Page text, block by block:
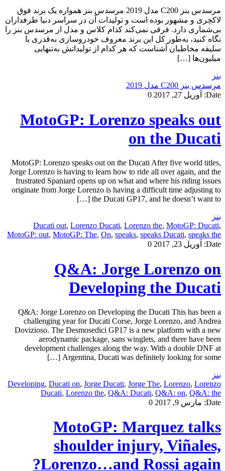
مرسدس بنز C200 مدل 2019 مرسدس بنز همواره یک برند فوق
لاکچری و مشهور بوده است و تولیدات آن در سراسر دنیا طرفداران
بی‌شماری دارد. فرقی نمی‌کند کدام کلاس و مدل از مرسدس بنز را
نگاه کنید، به‌طور کل این برند معروف خودروسازی به‌قدری با
سلیقه مخاطبان آشناست که هر کدام از تولیداتش به‌تنهایی
میلیون‌ها […]
بنز
مرسدس بنز C200 مدل 2019
Date:
آوریل 27, 2017 0
MotoGP: Lorenzo speaks out
on the Ducati
MotoGP: Lorenzo speaks out on the Ducati After five world titles,
Jorge Lorenzo is having to learn how to ride all over again, and the
frustrated Spaniard opens up on what and where his riding issues
originate from Jorge Lorenzo is having a difficult time adjusting to
the Ducati GP17, and he doesn’t want to […]
بنز
Ducati out, Lorenzo Ducati, Lorenzo the, MotoGP: Ducati,
MotoGP: out, MotoGP: The, On, speaks, speaks Ducati, speaks the
Date:
آوریل 23, 2017 0
Q&A: Jorge Lorenzo on
Developing the Ducati
Q&A: Jorge Lorenzo on Developing the Ducati This has been a
challenging year for Ducati Corse, Jorge Lorenzo, and Andrea
Dovizioso. The Desmosedici GP17 is a new platform with a new
aerodynamic package, sans winglets, and there have been
development challenges along the way. With a double DNF at
Argentina, Ducati was definitely looking for some […]
بنز
Developing, Ducati on, Jorge Ducati, Jorge The, Lorenzo, Lorenzo
Ducati, Lorenzo the, Q&A: Ducati, Q&A: on, Q&A: the
Date: مارس 9, 2017 0
MotoGP: Marquez talks
shoulder injury, Viñales,
Lorenzo…and Rossi again?